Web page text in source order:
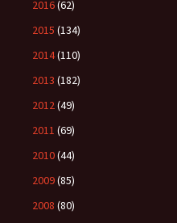
2016(62)
2015 (134)
2014(110)
2013 (182)
2012(49)
2011 (69)
2010(44)
2009(85)
2008 (80)